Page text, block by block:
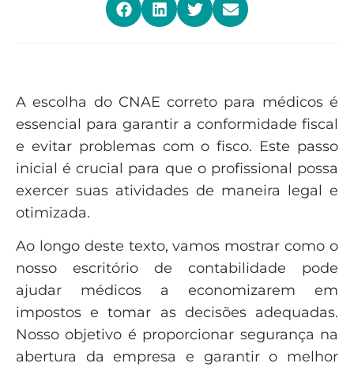
A escolha do CNAE correto para médicos é
essencial para garantir a conformidade fiscal
e evitar problemas com o fisco. Este passo
inicial é crucial para que o profissional possa
exercer suas atividades de maneira legal e
otimizada.
Ao longo deste texto, vamos mostrar como o
nosso escritório de contabilidade pode
ajudar médicos a economizarem em
impostos e tomar as decisões adequadas.
Nosso objetivo é proporcionar segurança na
abertura da empresa e garantir o melhor